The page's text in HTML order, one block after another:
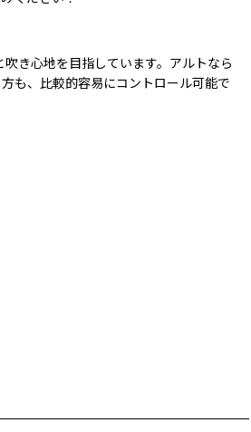
き心地を目指しています。アルトなら
も、比較的容易にコントロール可能で